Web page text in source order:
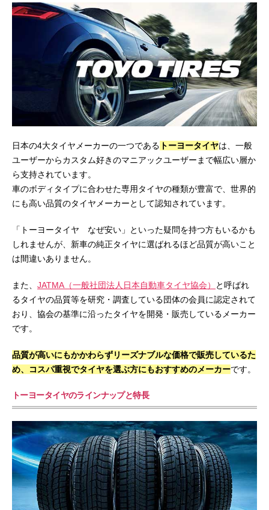
日本の4大タイヤメーカーの一つである トーヨータイヤは、一般
ユーザーからカスタム好きのマニアックユーザーまで幅広い層か
ら支持されています。
車のボディタイプに合わせた専用タイヤの種類が豊富で、世界的
にも高い品質のタイヤメーカーとして認知されています。
「トーヨータイヤ なぜ安い」といった疑問を持つ方もいるかも
しれませんが、新車の純正タイヤに選ばれるほど品質が高いこと
は間違いありません。
また、 JATMA（一般社団法人日本自動車タイヤ協会）
と呼ばれ
るタイヤの品質等を研究・調査している団体の会員に認定されて
おり、協会の基準に沿ったタイヤを開発・販売しているメーカー
です。
品質が高いにもかかわらずリーズナブルな価格で販売しているた
め、コスパ重視でタイヤを選ぶ方にもおすすめのメーカーです。
トーヨータイヤのラインナップと特長